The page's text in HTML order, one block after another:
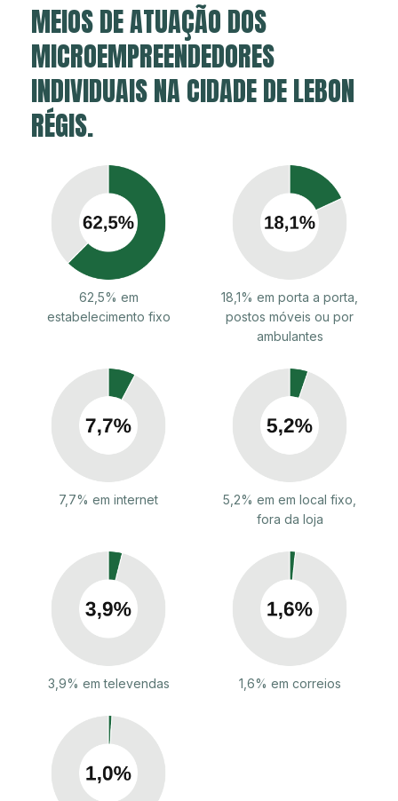
MEIOS DE ATUAÇÃO DOS
MICROEMPREENDEDORES
INDIVIDUAIS NA CIDADE DE LEBON
RÉGIS.
62,5% em
estabelecimento fixo
18,1% em porta a porta,
postos móveis ou por
ambulantes
7,7% em internet
5,2% em em local fixo,
fora da loja
3,9% em televendas 1,6% em correios